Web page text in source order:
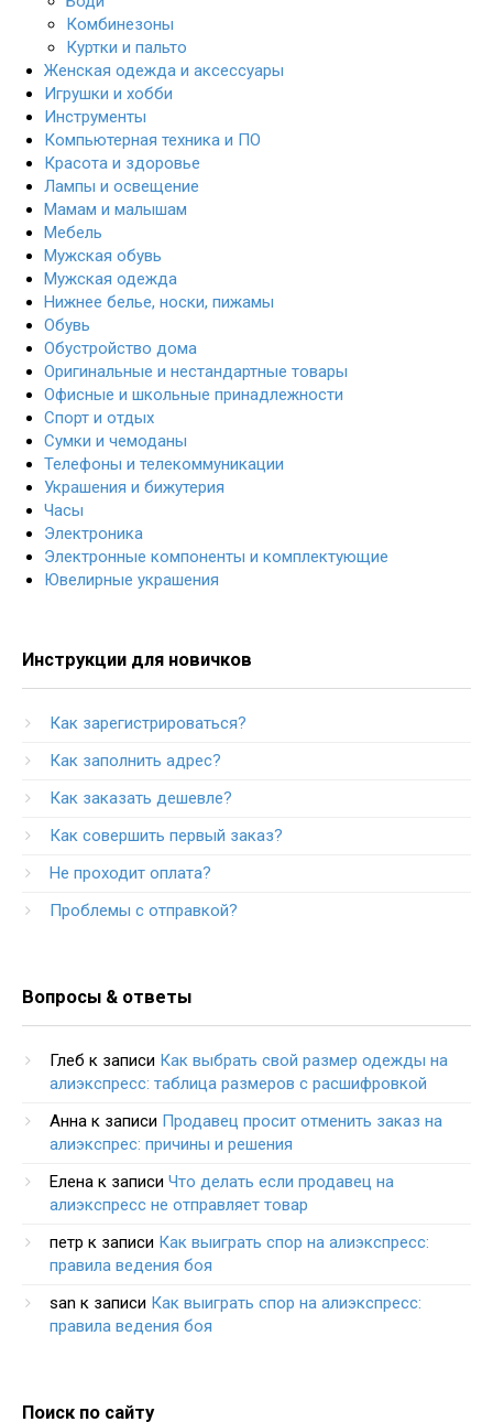
Комбинезоны
Куртки и пальто
Женская одежда и аксессуары
Игрушки и хобби
Инструменты
Компьютерная техника и ПО
Красота и здоровье
Лампы и освещение
Мамам и малышам
Мебель
Мужская обувь
Мужская одежда
Нижнее белье, носки, пижамы
Обувь
Обустройство дома
Оригинальные и нестандартные товары
Офисные и школьные принадлежности
Спорт и отдых
Сумки и чемоданы
Телефоны и телекоммуникации
Украшения и бижутерия
Часы
Электроника
Электронные компоненты и комплектующие
Ювелирные украшения
Инструкции для новичков
Как зарегистрироваться?
Как заполнить адрес?
Как заказать дешевле?
Как совершить первый заказ?
Не проходит оплата?
Проблемы с отправкой?
Вопросы & ответы
Глеб к записи Как выбрать свой размер одежды на
алиэкспресс: таблица размеров с расшифровкой
Анна к записи Продавец просит отменить заказ на
алиэкспрес: причины и решения
Елена к записи Что делать если продавец на
алиэкспресс не отправляет товар
петр к записи Как выиграть спор на алиэкспресс:
правила ведения боя
san к записи Как выиграть спор на алиэкспресс:
правила ведения боя
Поиск по сайту